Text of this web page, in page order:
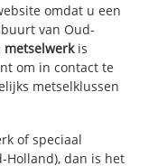
omdat u een
van Oud-
metselwerkis
om in contact te
metselklussen
of speciaal
Holland), dan is het